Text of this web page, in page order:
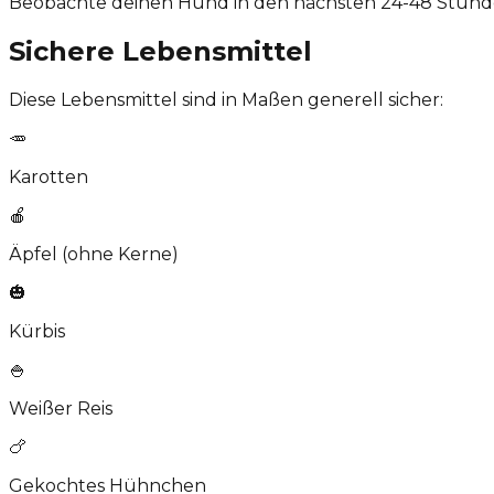
Sichere Lebensmittel
Diese Lebensmittel sind in Maßen generell sicher:
🥕
Karotten
🍎
Äpfel (ohne Kerne)
🎃
Kürbis
🍚
Weißer Reis
🍗
Gekochtes Hühnchen